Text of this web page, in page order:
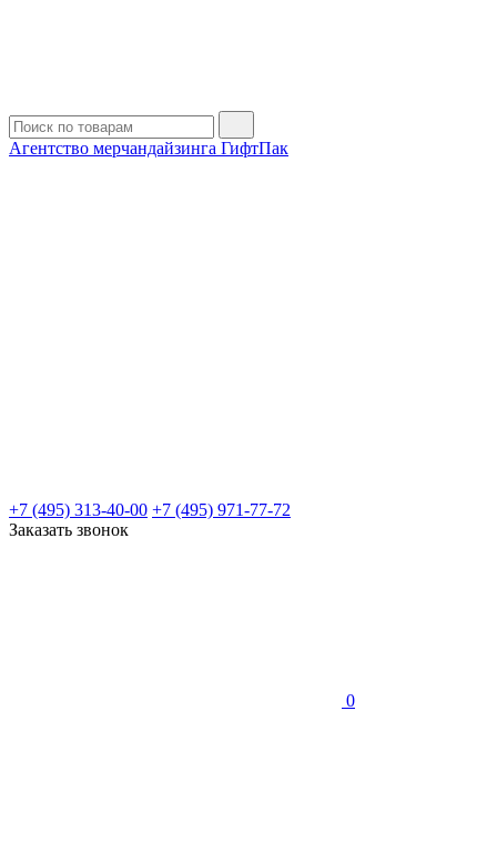
Агентство мерчандайзинга ГифтПак
+7 (495) 313-40-00 +7 (495) 971-77-72
Заказать звонок
0